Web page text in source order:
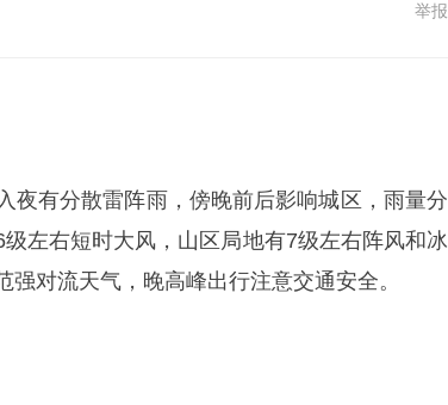
举报
夜有分散雷阵雨，傍晚前后影响城区，雨量分
左右短时大风，山区局地有7级左右阵风和冰
对流天气，晚高峰出行注意交通安全。